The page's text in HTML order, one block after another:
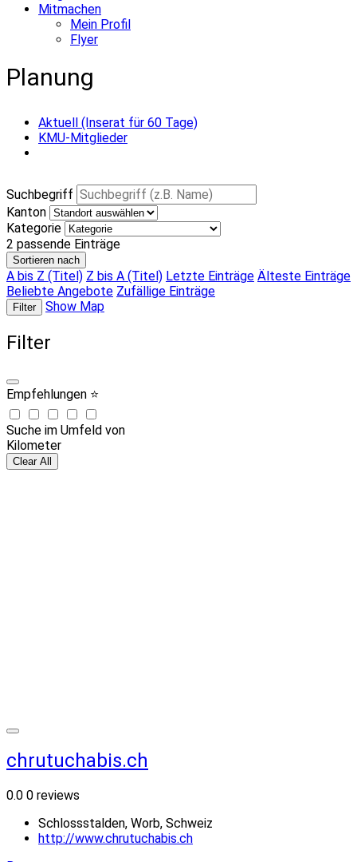
Mitmachen
Mein Profil
Flyer
Planung
Aktuell (Inserat für 60 Tage)
KMU-Mitglieder
Suchbegriff
Kanton
Kategorie
2 passende Einträge
Sortieren nach
A bis Z (Titel) Z bis A (Titel) Letzte Einträge Älteste Einträge
Beliebte Angebote Zufällige Einträge
Filter Show Map
Filter
Empfehlungen ⭐
Suche im Umfeld von
Kilometer
Clear All
chrutuchabis.ch
0.0 0 reviews
Schlossstalden, Worb, Schweiz
http://www.chrutuchabis.ch